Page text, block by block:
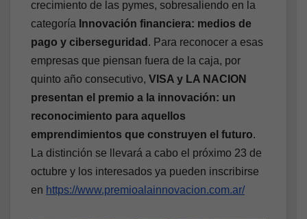
crecimiento de las pymes, sobresaliendo en la
categoría Innovación financiera: medios de
pago y ciberseguridad . Para reconocer a esas
empresas que piensan fuera de la caja, por
quinto año consecutivo, VISA y LA NACION
presentan el premio a la innovación: un
reconocimiento para aquellos
emprendimientos que construyen el futuro.
La distinción se llevará a cabo el próximo 23 de
octubre y los interesados ya pueden inscribirse
en https://www.premioalainnovacion.com.ar/